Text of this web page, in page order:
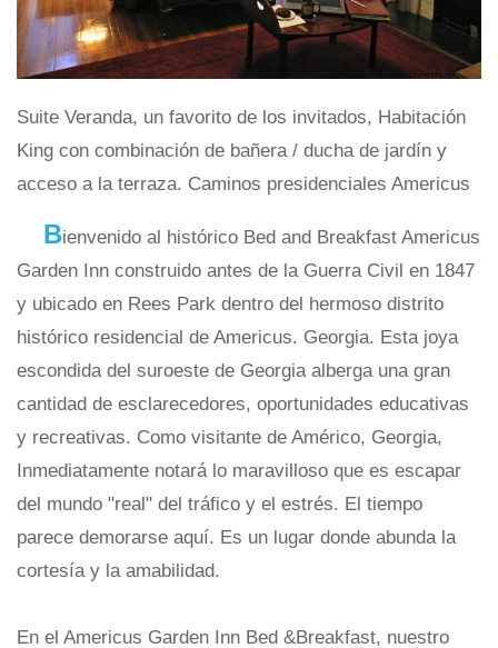
Suite Veranda, un favorito de los invitados, Habitación
King con combinación de bañera / ducha de jardín y
acceso a la terraza. Caminos presidenciales Americus
Bienvenido al histórico Bed and Breakfast Americus
Garden Inn construido antes de la Guerra Civil en 1847
y ubicado en Rees Park dentro del hermoso distrito
histórico residencial de Americus. Georgia. Esta joya
escondida del suroeste de Georgia alberga una gran
cantidad de esclarecedores, oportunidades educativas
y recreativas. Como visitante de Américo, Georgia,
Inmediatamente notará lo maravilloso que es escapar
del mundo "real" del tráfico y el estrés. El tiempo
parece demorarse aquí. Es un lugar donde abunda la
cortesía y la amabilidad.
En el Americus Garden Inn Bed &Breakfast, nuestro